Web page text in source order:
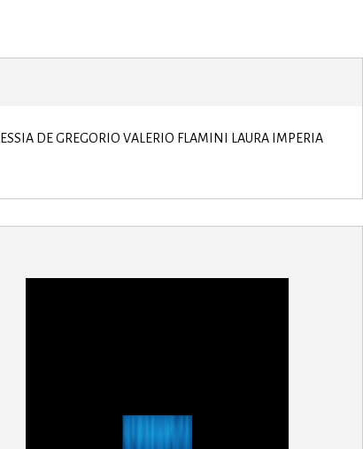
DE GREGORIO VALERIO FLAMINI LAURA IMPERIA